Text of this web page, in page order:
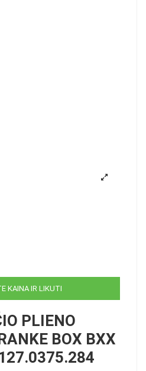
KAINA IR LIKUTI
PLIENO
BOX BXX